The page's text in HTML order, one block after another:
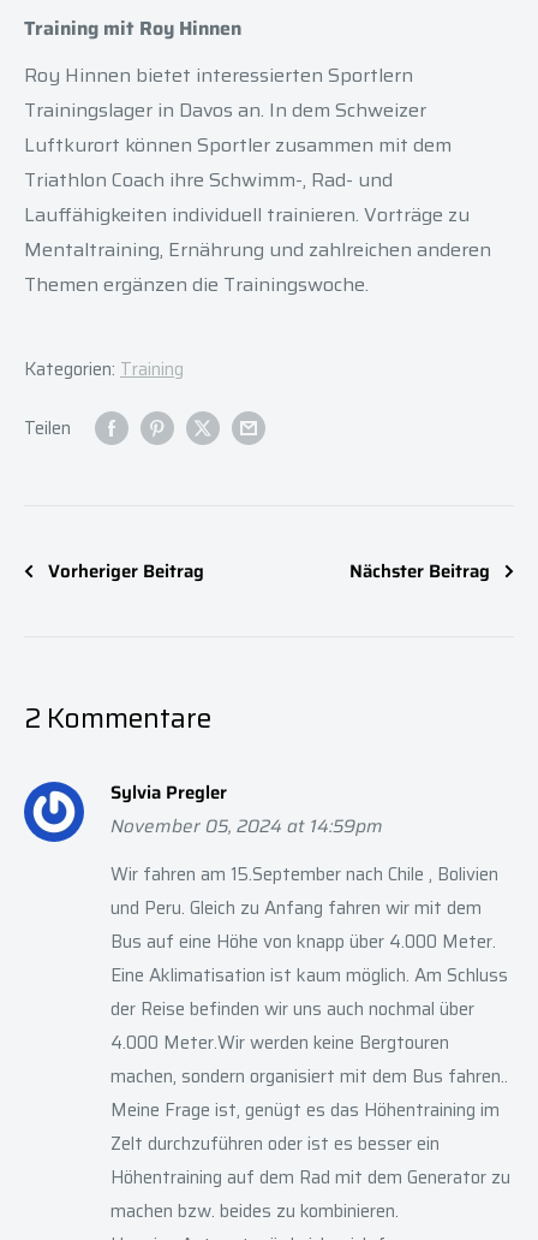
Training mit Roy Hinnen
Roy Hinnen bietet interessierten Sportlern
Trainingslager in Davos an. In dem Schweizer
Luftkurort können Sportler zusammen mit dem
Triathlon Coach ihre Schwimm-, Rad- und
Lauffähigkeiten individuell trainieren. Vorträge zu
Mentaltraining, Ernährung und zahlreichen anderen
Themen ergänzen die Trainingswoche.
Kategorien: Training
Teilen
Vorheriger Beitrag Nächster Beitrag
2 Kommentare
Sylvia Pregler
November 05, 2024 at 14:59pm
Wir fahren am 15.September nach Chile , Bolivien
und Peru. Gleich zu Anfang fahren wir mit dem
Bus auf eine Höhe von knapp über 4.000 Meter.
Eine Aklimatisation ist kaum möglich. Am Schluss
der Reise befinden wir uns auch nochmal über
4.000 Meter.Wir werden keine Bergtouren
machen, sondern organisiert mit dem Bus fahren..
Meine Frage ist, genügt es das Höhentraining im
Zelt durchzuführen oder ist es besser ein
Höhentraining auf dem Rad mit dem Generator zu
machen bzw. beides zu kombinieren.